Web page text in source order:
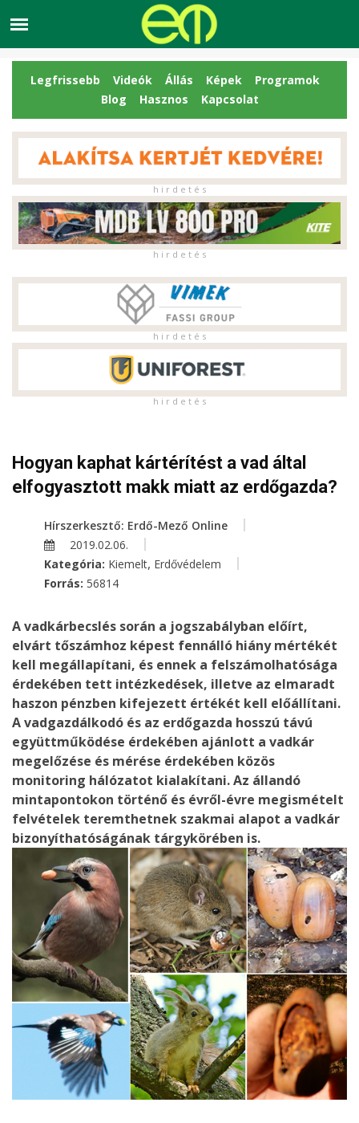
Legfrissebb Videók Állás Képek
Programok
Blog
Hasznos Kapcsolat
h i r d e t é s
h i r d e t é s
h i r d e t é s
h i r d e t é s
Hogyan kaphat kártérítést a vad által
elfogyasztott makk miatt az erdőgazda?
Hírszerkesztő: Erdő-Mező Online
2019.02.06.
Kategória: Kiemelt, Erdővédelem
Forrás: 56814
A vadkárbecslés során a jogszabályban előírt,
elvárt tőszámhoz képest fennálló hiány mértékét
kell megállapítani, és ennek a felszámolhatósága
érdekében tett intézkedések, illetve az elmaradt
haszon pénzben kifejezett értékét kell előállítani.
A vadgazdálkodó és az erdőgazda hosszú távú
együttműködése érdekében ajánlott a vadkár
megelőzése és mérése érdekében közös
monitoring hálózatot kialakítani. Az állandó
mintapontokon történő és évről-évre megismételt
felvételek teremthetnek szakmai alapot a vadkár
bizonyíthatóságának tárgykörében is.